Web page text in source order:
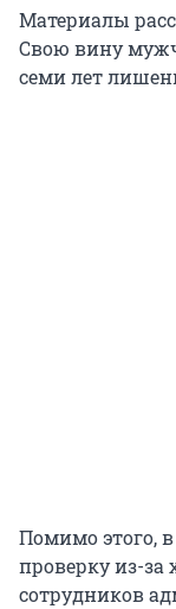
Материалы
Свою вину
семи лет
Помимо этого,
проверку из-за
сотрудников